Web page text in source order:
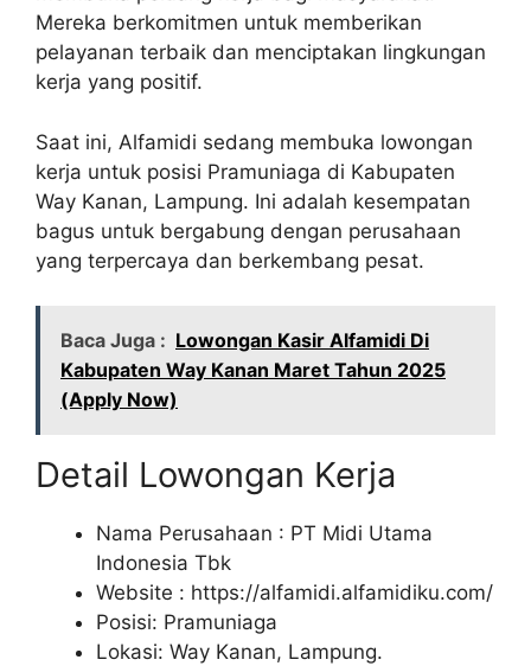
Mereka berkomitmen untuk memberikan
pelayanan terbaik dan menciptakan lingkungan
kerja yang positif.
Saat ini, Alfamidi sedang membuka lowongan
kerja untuk posisi Pramuniaga di Kabupaten
Way Kanan, Lampung. Ini adalah kesempatan
bagus untuk bergabung dengan perusahaan
yang terpercaya dan berkembang pesat.
Baca Juga : Lowongan Kasir Alfamidi Di
Kabupaten Way Kanan Maret Tahun 2025
(Apply Now)
Detail Lowongan Kerja
Nama Perusahaan : PT Midi Utama
Indonesia Tbk
Website : https://alfamidi.alfamidiku.com/
Posisi: Pramuniaga
Lokasi: Way Kanan, Lampung.